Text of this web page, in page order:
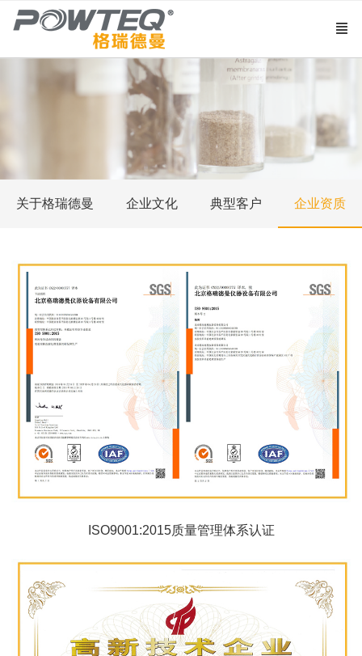
关于格瑞德曼 企业文化 典型客户 企业资质
ISO9001:2015质量管理体系认证